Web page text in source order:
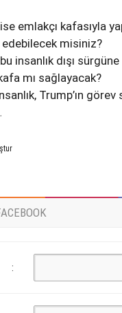
emlakçı kafasıyla
edebilecek misiniz?
insanlık dışı
mı sağlayacak?
Trump’ın
: